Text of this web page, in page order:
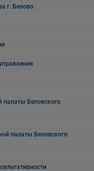
г. Белово
палаты Беловского
палаты Беловского